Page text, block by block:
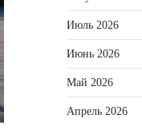
Июль 2026
Июнь 2026
Май 2026
Апрель 2026